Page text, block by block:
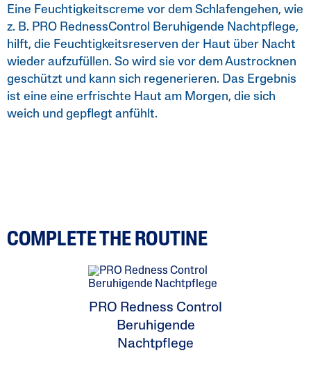
Eine Feuchtigkeitscreme vor dem Schlafengehen, wie
z. B. PRO RednessControl Beruhigende Nachtpflege,
hilft, die Feuchtigkeitsreserven der Haut über Nacht
wieder aufzufüllen. So wird sie vor dem Austrocknen
geschützt und kann sich regenerieren. Das Ergebnis
ist eine eine erfrischte Haut am Morgen, die sich
weich und gepflegt anfühlt.
COMPLETE THE ROUTINE
PRO Redness Control
Beruhigende
Nachtpflege